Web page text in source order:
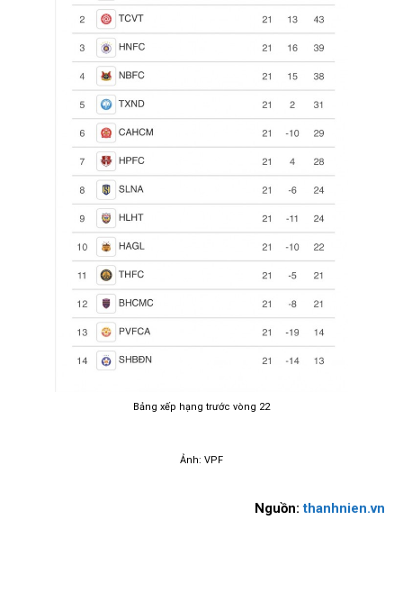
Bảng xếp hạng trước vòng 22
Ảnh: VPF
Nguồn:thanhnien.vn